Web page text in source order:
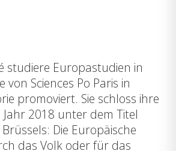
studiere Europastudien in
Sciences Po Paris in
promoviert. Sie schloss ihre
2018 unter dem Titel
Die Europäische
das Volk oder für das